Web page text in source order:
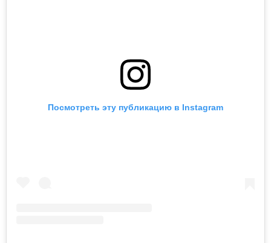
Посмотреть эту публикацию в Instagram